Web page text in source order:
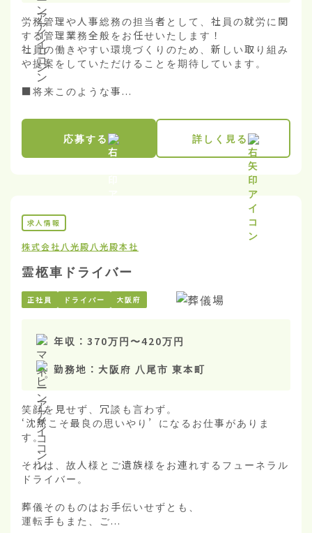
労務管理や人事総務の担当者として、社員の就労に関
する管理業務全般をお任せいたします！
社員の働きやすい環境づくりのため、新しい取り組み
や提案をしていただけることを期待しています。
■将来このような事...
応募する 詳しく見る
求人情報
株式会社八光殿 八光殿本社
霊柩車ドライバー
正社員 ドライバー 大阪府
年収： 370万円〜420万円
勤務地： 大阪府 八尾市 東本町
笑顔を見せず、冗談も言わず。
‘沈黙こそ最良の思いやり’ になるお仕事がありま
す。
それは、故人様とご遺族様をお連れするフューネラル
ドライバー。
葬儀そのものはお手伝いせずとも、
運転手もまた、ご...